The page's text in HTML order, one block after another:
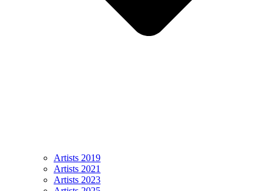
Artists 2019
Artists 2021
Artists 2023